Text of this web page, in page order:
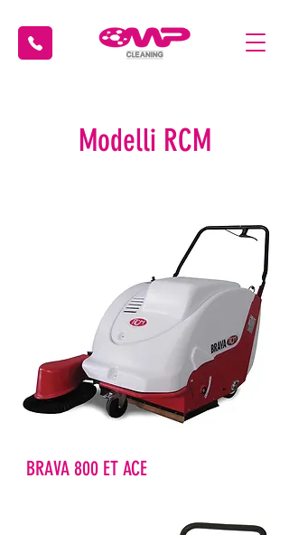
Modelli RCM
BRAVA 800 ET ACE